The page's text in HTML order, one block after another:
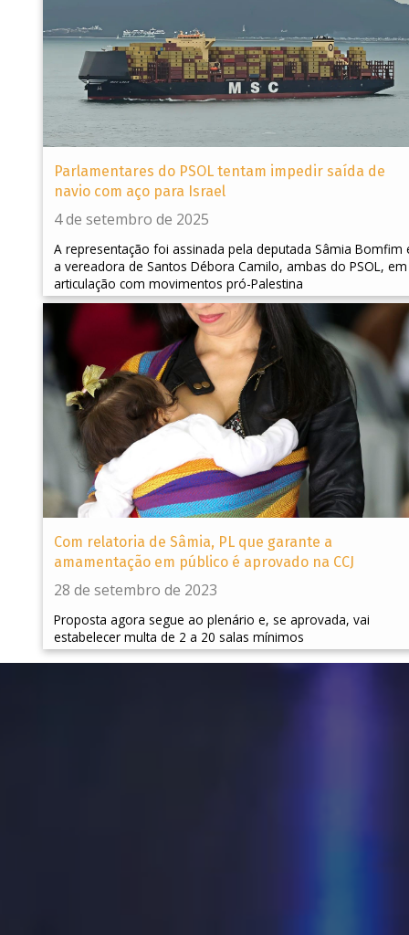
Parlamentares do PSOL tentam impedir saída de
navio com aço para Israel
4 de setembro de 2025
A representação foi assinada pela deputada Sâmia Bomfim
a vereadora de Santos Débora Camilo, ambas do PSOL, em
articulação com movimentos pró-Palestina
Com relatoria de Sâmia, PL que garante a
amamentação em público é aprovado na CCJ
28 de setembro de 2023
Proposta agora segue ao plenário e, se aprovada, vai
estabelecer multa de 2 a 20 salas mínimos